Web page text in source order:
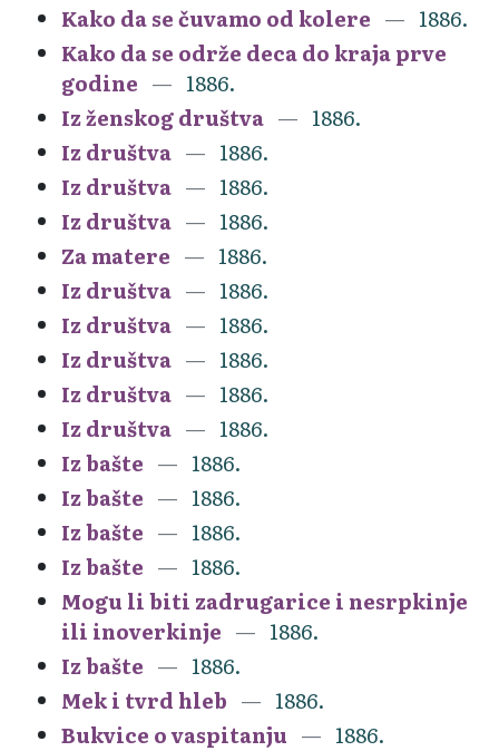
Kako da se čuvamo od kolere
1886.
Kako da se održe deca do kraja prve
godine
1886.
Iz ženskog društva
1886.
Iz društva
1886.
Iz društva
1886.
Iz društva
1886.
Za matere
1886.
Iz društva
1886.
Iz društva
1886.
Iz društva
1886.
Iz društva
1886.
Iz društva
1886.
Iz bašte
1886.
Iz bašte
1886.
Iz bašte
1886.
Iz bašte
1886.
Mogu li biti zadrugarice i nesrpkinje
ili inoverkinje
1886.
Iz bašte
1886.
Mek i tvrd hleb
1886.
Bukvice o vaspitanju
1886.